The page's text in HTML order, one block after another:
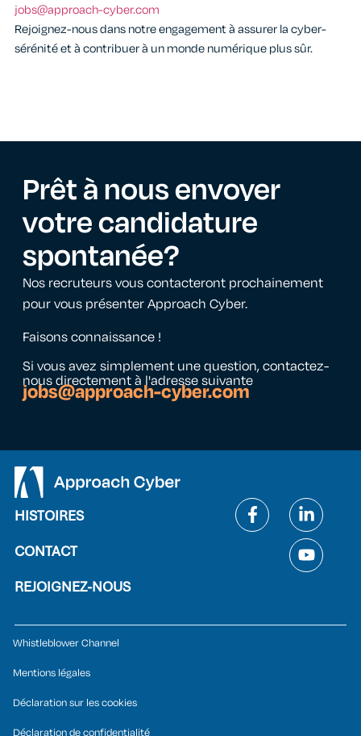
jobs@approach-cyber.com
Rejoignez-nous dans notre engagement à assurer la cyber-
sérénité et à contribuer à un monde numérique plus sûr.
Prêt à nous envoyer
votrecandidature
spontanée?
Nos recruteurs vous contacteront prochainement
pour vous présenter Approach Cyber.
Faisons connaissance !
Si vous avez simplement une question, contactez-
nous directement à l'adresse suivante
jobs@approach-cyber.com
HISTOIRES
CONTACT
REJOIGNEZ-NOUS
Whistleblower Channel
Mentions légales
Déclaration sur les cookies
Déclaration de confidentialité